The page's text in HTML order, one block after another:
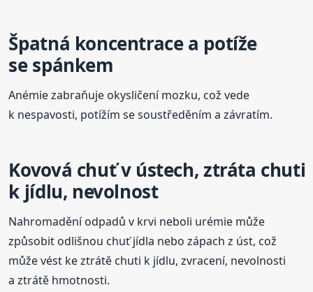
Špatná koncentrace a potíže
se spánkem
Anémie zabraňuje okysličení mozku, což vede
k nespavosti, potížím se soustředěním a závratím.
Kovová chuť v ústech, ztráta chuti
k jídlu, nevolnost
Nahromadění odpadů v krvi neboli urémie může
způsobit odlišnou chuť jídla nebo zápach z úst, což
může vést ke ztrátě chuti k jídlu, zvracení, nevolnosti
a ztrátě hmotnosti.